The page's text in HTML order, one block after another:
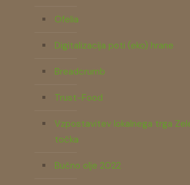
Ofelia
Digitalizacija poti (eko) hrane
Breadcrumb
Trust-Food
Vzpostavitev lokalnega trga
točka
Bučno olje 2022